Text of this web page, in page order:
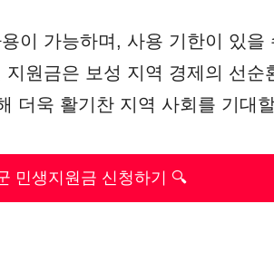
이 가능하며, 사용 기한이 있을
원금은 보성 지역 경제의 선순
더욱 활기찬 지역 사회를 기대
민생지원금 신청하기 🔍